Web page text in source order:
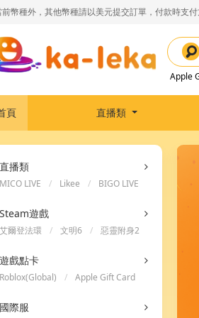
幣種外，其他幣種請以美元提交訂單，付款時支
Apple
頁 直播類
直播類
MICO LIVE / Likee / BIGO LIVE
Steam遊戲
艾爾登法環 / 文明6 / 惡靈附身2
遊戲點卡
Roblox(Global) /
Apple Gift Card
國際服